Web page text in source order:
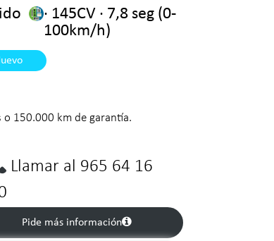
· 145CV · 7,8 seg (0-
100km/h)
o 150.000 km de garantía.
Llamar al 965 64 16
Pide más información